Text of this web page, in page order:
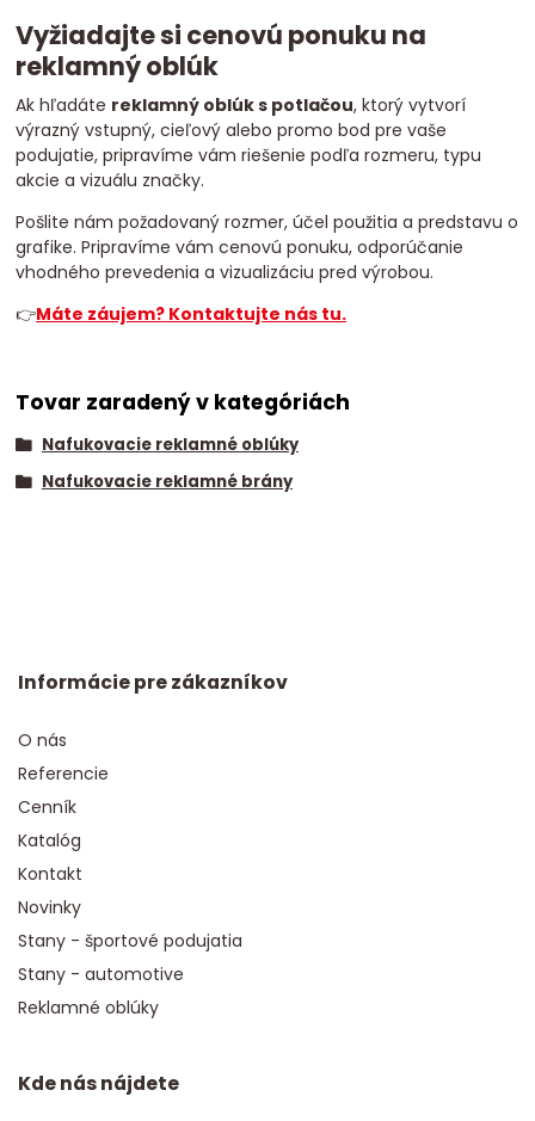
Vyžiadajte si cenovú ponuku na
reklamný oblúk
Ak hľadáte reklamný oblúk s potlačou, ktorý vytvorí
výrazný vstupný, cieľový alebo promo bod pre vaše
podujatie, pripravíme vám riešenie podľa rozmeru, typu
akcie a vizuálu značky.
Pošlite nám požadovaný rozmer, účel použitia a predstavu o
grafike. Pripravíme vám cenovú ponuku, odporúčanie
vhodného prevedenia a vizualizáciu pred výrobou.
👉Máte záujem? Kontaktujte nás tu.
Tovar zaradený v kategóriách
Nafukovacie reklamné oblúky
Nafukovacie reklamné brány
Informácie pre zákazníkov
O nás
Referencie
Cenník
Katalóg
Kontakt
Novinky
Stany - športové podujatia
Stany - automotive
Reklamné oblúky
Kde nás nájdete